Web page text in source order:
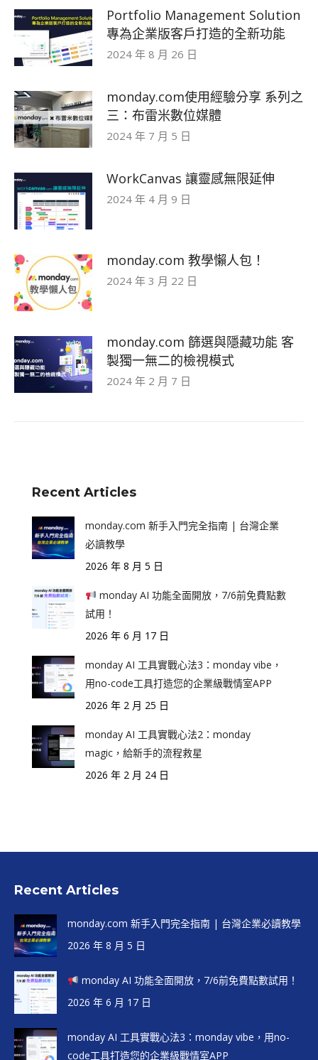
Portfolio Management Solution
專為企業版客戶打造的全新功能
2024 年 8 月 26 日
monday.com使用經驗分享 系列之
三：布雷米數位媒體
2024 年 7 月 5 日
WorkCanvas 讓靈感無限延伸
2024 年 4 月 9 日
monday.com 教學懶人包！
2024 年 3 月 22 日
monday.com 篩選與隱藏功能 客
製獨一無二的檢視模式
2024 年 2 月 7 日
Recent Articles
monday.com 新手入門完全指南 | 台灣企業
必讀教學
2026 年 8 月 5 日
monday AI 功能全面開放，7/6前免費點數
試用！
2026 年 6 月 17 日
monday AI 工具實戰心法3：monday vibe，
用no-code工具打造您的企業級戰情室APP
2026 年 2 月 25 日
monday AI 工具實戰心法2：monday
magic，給新手的流程救星
2026 年 2 月 24 日
Recent Articles
monday.com 新手入門完全指南 | 台灣企業必讀教學
2026 年 8 月 5 日
monday AI 功能全面開放，7/6前免費點數試用！
2026 年 6 月 17 日
monday AI 工具實戰心法3：monday vibe，用no-
code工具打造您的企業級戰情室APP